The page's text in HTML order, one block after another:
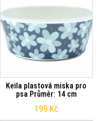
Keila plastová miska pro
psa Průměr: 14 cm
199 Kč